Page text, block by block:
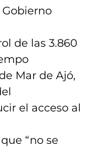
de las 3.860
Mar de Ajó,
el acceso al
“no se